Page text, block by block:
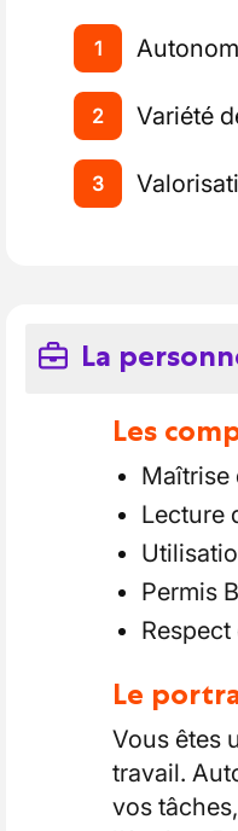
1
2 Variété
3
La
Les
Maîtrise
Lecture
Permis
Le
Vous êtes
travail.
vos